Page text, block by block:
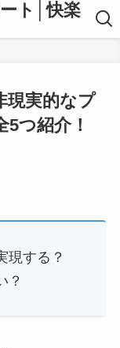
ト│快楽
現実的なプ
つ紹介！
現する？
？